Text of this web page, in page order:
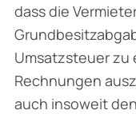
dass die
Umsatzsteuer zu
Rechnungen
auch insoweit